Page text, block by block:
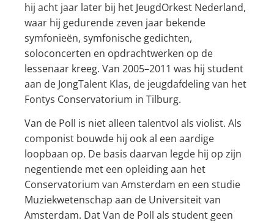
hij acht jaar later bij het JeugdOrkest Nederland,
waar hij gedurende zeven jaar bekende
symfonieën, symfonische gedichten,
soloconcerten en opdrachtwerken op de
lessenaar kreeg. Van 2005–2011 was hij student
aan de JongTalent Klas, de jeugdafdeling van het
Fontys Conservatorium in Tilburg.
Van de Poll is niet alleen talentvol als violist. Als
componist bouwde hij ook al een aardige
loopbaan op. De basis daarvan legde hij op zijn
negentiende met een opleiding aan het
Conservatorium van Amsterdam en een studie
Muziekwetenschap aan de Universiteit van
Amsterdam. Dat Van de Poll als student geen